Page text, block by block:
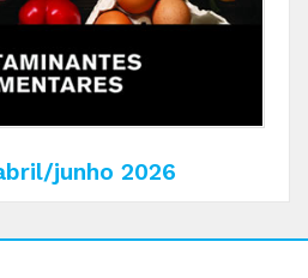
junho 2026